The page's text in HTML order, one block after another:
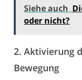
Siehe auch
oder nicht?
2. Aktivierung
Bewegung